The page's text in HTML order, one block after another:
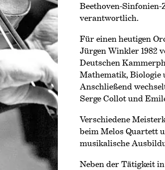
Beethoven-
verantwortlich.
Für einen heutigen
Jürgen Winkler 1982
Deutschen
Mathematik, Biologie
Anschließend
Serge Collot und
Verschiedene
beim Melos Quartett
musikalische
Neben der Tätigkeit